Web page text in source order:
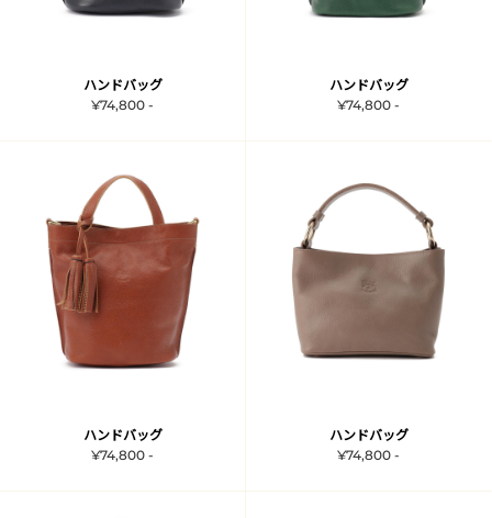
ハンドバッグ
¥74,800 -
ハンドバッグ
¥74,800 -
ハンドバッグ
¥74,800 -
ハンドバッグ
¥74,800 -